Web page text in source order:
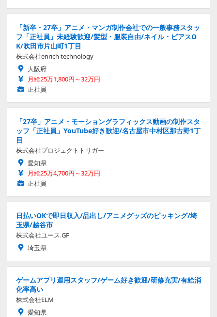
「新卒・27卒」アニメ・マンガ制作会社での一般事務スタッ
フ「正社員」未経験歓迎/髪型・服装自由/ネイル・ピアスO
K/吹田市片山町1丁目
株式会社enrich technology
大阪府
月給25万1,800円～32万円
正社員
「27卒」アニメ・モーショングラフィックス動画の制作スタ
ッフ「正社員」YouTube好き歓迎/名古屋市中村区那古野1丁
目
株式会社プロジェクトトリガー
愛知県
月給25万4,700円～32万円
正社員
日払いOKで即日収入/品出し/アニメグッズのピッキング/埼
玉県/越谷市
株式会社ユース.GF
埼玉県
ゲームアプリ運用スタッフ/ゲーム好き歓迎/研修充実/有給消
化率高い
株式会社ELM
愛知県